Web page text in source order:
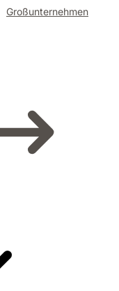
Großunternehmen